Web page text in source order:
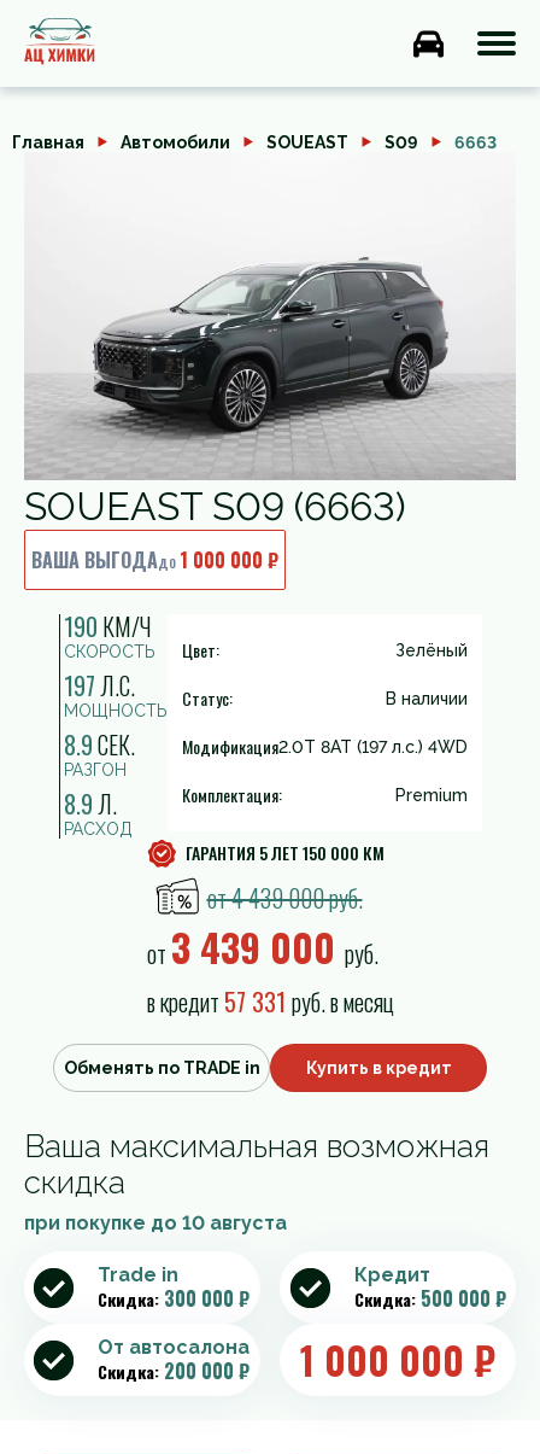
Главная Автомобили SOUEAST S09 6663
SOUEAST S09 (6663)
ВАША ВЫГОДАдо1 000 000 ₽
190 КМ/Ч
СКОРОСТЬ
197Л.С.
МОЩНОСТЬ
8.9СЕК.
РАЗГОН
8.9Л.
РАСХОД
Цвет: Зелёный
Статус: В наличии
Модификация2.0T 8AT (197 л.с.) 4WD
Комплектация: Premium
ГАРАНТИЯ 5 ЛЕТ 150 000 КМ
от 4 439 000 руб.
от 3 439 000 руб.
в кредит 57 331 руб. в месяц
Обменять по TRADE in Купить в кредит
Ваша максимальная возможная
скидка
при покупке до 10 августа
Trade in
Скидка: 300 000 ₽
Кредит
Скидка: 500 000 ₽
От автосалона
Скидка: 200 000 ₽ 1 000 000₽